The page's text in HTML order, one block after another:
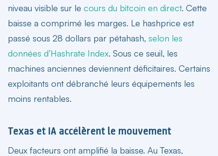
niveau visible sur le cours du bitcoin en direct. Cette
baisse a comprimé les marges. Le hashprice est
passé sous 28 dollars par pétahash, selon les
données d’Hashrate Index. Sous ce seuil, les
machines anciennes deviennent déficitaires. Certains
exploitants ont débranché leurs équipements les
moins rentables.
Texas et IA accélèrent le mouvement
Deux facteurs ont amplifié la baisse. Au Texas,